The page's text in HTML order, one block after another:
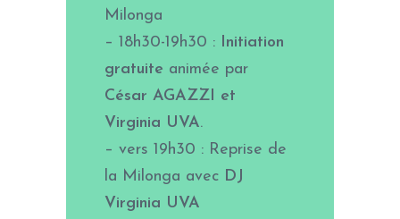
Milonga
– 18h30-19h30 :Initiation
gratuite animée par
César AGAZZI et
Virginia UVA.
– vers 19h30 : Reprise de
la Milonga avec DJ
Virginia UVA